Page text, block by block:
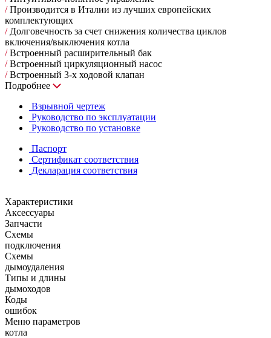
/Производится в Италии из лучших европейских
комплектующих
/Долговечность за счет снижения количества циклов
включения/выключения котла
/Встроенный расширительный бак
/Встроенный циркуляционный насос
/Встроенный 3-х ходовой клапан
Подробнее
Взрывной чертеж
Руководство по эксплуатации
Руководство по установке
Паспорт
Сертификат соответствия
Декларация соответствия
Характеристики
Аксессуары
Запчасти
Схемы
подключения
Схемы
дымоудаления
Типы и длины
дымоходов
Коды
ошибок
Меню параметров
котла